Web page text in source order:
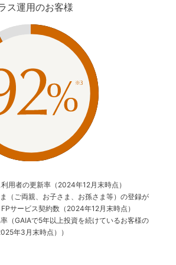
ス運用のお客様
用者の更新率（2024年12月末時点）
（ご両親、お子さま、お孫さま等）の登録が
サービス契約数（2024年12月末時点）
（GAIAで5年以上投資を続けているお客様の
年3月末時点））